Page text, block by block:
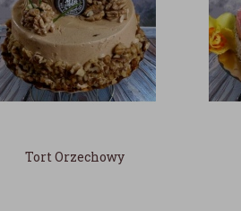
Tort Orzechowy